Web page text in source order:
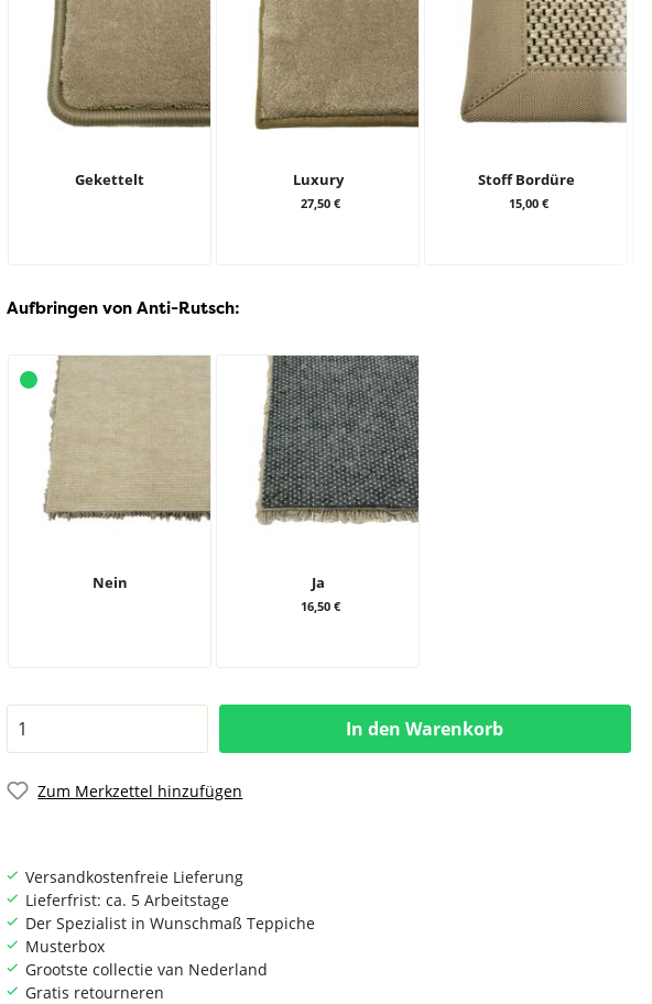
Gekettelt Luxury
27,50 €
Stoff Bordüre
15,00 €
Aufbringen von Anti-Rutsch:
Nein Ja
16,50 €
In den Warenkorb
Zum Merkzettel hinzufügen
Versandkostenfreie Lieferung
Lieferfrist: ca. 5 Arbeitstage
Der Spezialist in Wunschmaß Teppiche
Musterbox
Grootste collectie van Nederland
Gratis retourneren